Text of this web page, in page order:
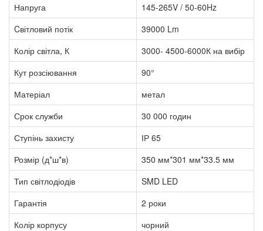
Напруга
145-265V / 50-60Hz
Cвітловий потік
39000 Lm
Колір світла, К
3000- 4500-6000К на вибір
Кут розсіювання
90°
Матеріал
метал
Срок служби
30 000 годин
Ступінь захисту
ІР 65
Розмір (д*ш*в)
350 мм*301 мм*33.5 мм
Тип світлодіодів
SMD LED
Гарантія
2 роки
Колір корпусу
чорний